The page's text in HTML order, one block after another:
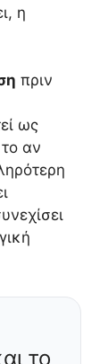
η
πριν
ως
αν
το